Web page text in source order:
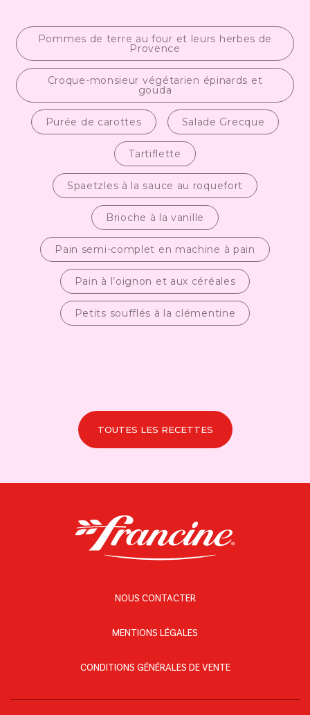
Pommes de terre au four et leurs herbes de
Provence
Croque-monsieur végétarien épinards et
gouda
Purée de carottes Salade Grecque
Tartiflette
Spaetzles à la sauce au roquefort
Brioche à la vanille
Pain semi-complet en machine à pain
Pain à l’oignon et aux céréales
Petits soufflés à la clémentine
TOUTES LES RECETTES
NOUS CONTACTER
MENTIONS LÉGALES
CONDITIONS GÉNÉRALES DE VENTE